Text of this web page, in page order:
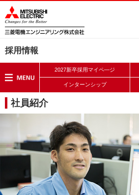
採用情報
2027新卒採用マイペ―ジ
インターンシップ
社員紹介